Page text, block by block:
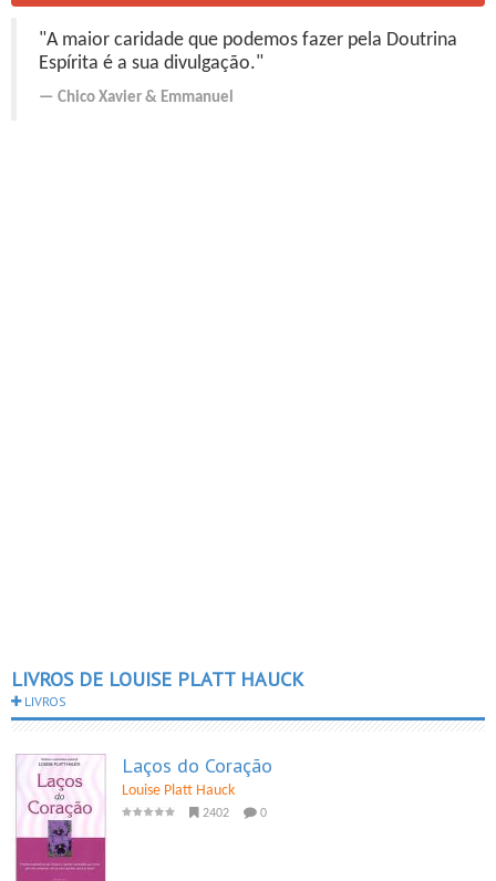
"A maior caridade que podemos fazer pela Doutrina
Espírita é a sua divulgação."
Chico Xavier & Emmanuel
LIVROS DE LOUISE PLATT HAUCK
LIVROS
Laços do Coração
Louise Platt Hauck
2402 0